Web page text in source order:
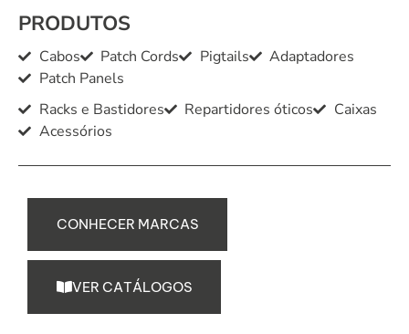
PRODUTOS
Cabos Patch Cords Pigtails
Adaptadores
Patch Panels
Racks e Bastidores
Repartidores óticos
Caixas
Acessórios
CONHECER MARCAS
VER CATÁLOGOS